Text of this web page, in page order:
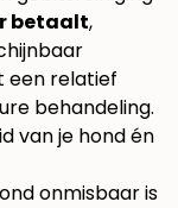
betaalt,
een relatief
behandeling.
van je hond én
onmisbaar is